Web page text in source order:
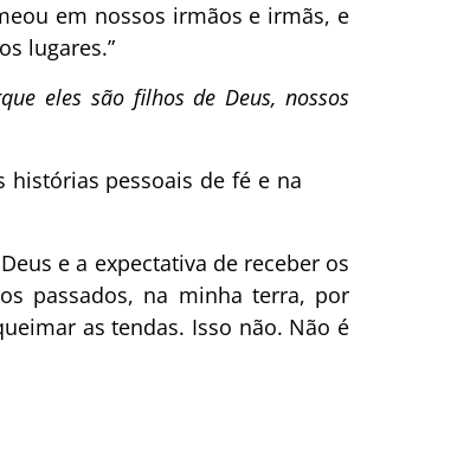
em nossos irmãos e irmãs, e
lugares.”
eles são filhos de Deus, nossos
histórias pessoais de fé e na
e a expectativa de receber os
passados, na minha terra, por
as tendas. Isso não. Não é